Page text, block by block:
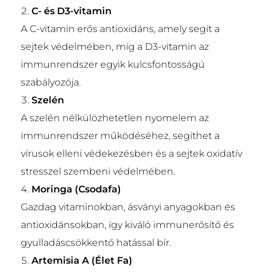
C- és D3-vitamin
A C-vitamin erős antioxidáns, amely segít a
sejtek védelmében, míg a D3-vitamin az
immunrendszer egyik kulcsfontosságú
szabályozója.
Szelén
A szelén nélkülözhetetlen nyomelem az
immunrendszer működéséhez, segíthet a
vírusok elleni védekezésben és a sejtek oxidatív
stresszel szembeni védelmében.
Moringa (Csodafa)
Gazdag vitaminokban, ásványi anyagokban és
antioxidánsokban, így kiváló immunerősítő és
gyulladáscsökkentő hatással bír.
Artemisia A (Élet Fa)